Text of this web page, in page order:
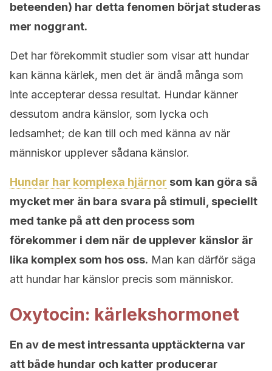
beteenden) har detta fenomen börjat studeras
mer noggrant.
Det har förekommit studier som visar att hundar
kan känna kärlek, men det är ändå många som
inte accepterar dessa resultat. Hundar känner
dessutom andra känslor, som lycka och
ledsamhet; de kan till och med känna av när
människor upplever sådana känslor.
Hundar har komplexa hjärnor som kan göra så
mycket mer än bara svara på stimuli, speciellt
med tanke på att den process som
förekommer i dem när de upplever känslor är
lika komplex som hos oss. Man kan därför säga
att hundar har känslor precis som människor.
Oxytocin: kärlekshormonet
En av de mest intressanta upptäckterna var
att både hundar och katter producerar